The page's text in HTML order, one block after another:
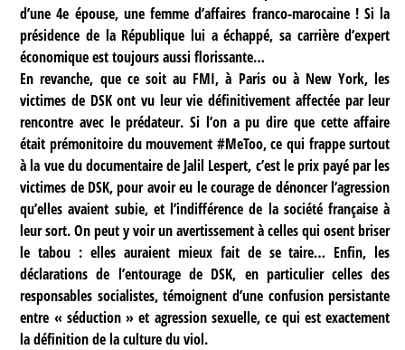
d’une 4e épouse, une femme d’affaires franco-marocaine ! Si la
présidence de la République lui a échappé, sa carrière d’expert
économique est toujours aussi florissante…
En revanche, que ce soit au FMI, à Paris ou à New York, les
victimes de DSK ont vu leur vie définitivement affectée par leur
rencontre avec le prédateur. Si l’on a pu dire que cette affaire
était prémonitoire du mouvement #MeToo, ce qui frappe surtout
à la vue du documentaire de Jalil Lespert, c’est le prix payé par les
victimes de DSK, pour avoir eu le courage de dénoncer l’agression
qu’elles avaient subie, et l’indifférence de la société française à
leur sort. On peut y voir un avertissement à celles qui osent briser
le tabou : elles auraient mieux fait de se taire… Enfin, les
déclarations de l’entourage de DSK, en particulier celles des
responsables socialistes, témoignent d’une confusion persistante
entre « séduction » et agression sexuelle, ce qui est exactement
la définition de la culture du viol.